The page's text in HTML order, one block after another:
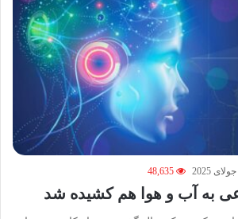
48,635
به آب و هوا هم کشیده شد